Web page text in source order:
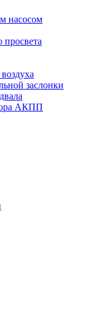
насосом
заслонки
АКПП